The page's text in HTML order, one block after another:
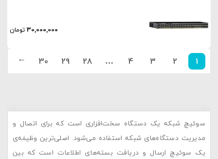
30,000,000تومان
1
2
3
4
…
28
29
30
→
سوئیچ شبکه یک دستگاه سخت‌افزاری است که برای اتصال و
مدیریت دستگاه‌های شبکه‌ استفاده می‌شود. اصلی‌ترین وظیفه‌ی
یک سوئیچ ارسال و دریافت بسته‌های اطلاعات است که بین